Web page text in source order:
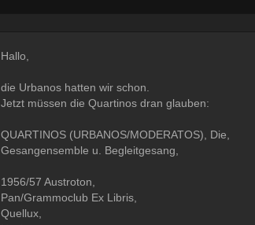
Hallo,
die Urbanos hatten wir schon.
Jetzt müssen die Quartinos dran glauben:
QUARTINOS (URBANOS/MODERATOS), Die,
Gesangensemble u. Begleitgesang,
1956/57 Austroton,
Pan/Grammoclub Ex Libris,
Quellux,